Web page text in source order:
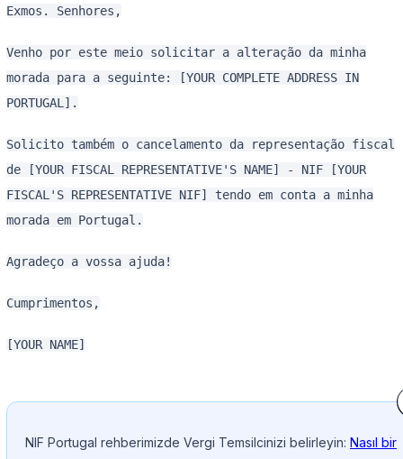
Exmos. Senhores,
Venho por este meio solicitar a alteração da minha
morada para a seguinte: [YOUR COMPLETE ADDRESS IN
PORTUGAL].
Solicito também o cancelamento da representação fiscal
de [YOUR FISCAL REPRESENTATIVE'S NAME] - NIF [YOUR
FISCAL'S REPRESENTATIVE NIF] tendo em conta a minha
morada em Portugal.
Agradeço a vossa ajuda!
Cumprimentos,
[YOUR NAME]
NIF Portugal rehberimizde Vergi Temsilcinizi belirleyin: Nasıl bir